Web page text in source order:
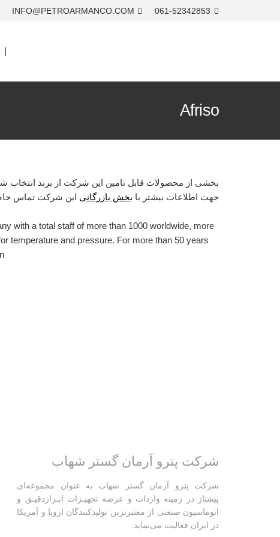
061-52342853
INFO@PETROARMANCO.COM
Afriso
بخشی از محصولات قابل تامین این شرکت از برند انتخاب
جهت اطلاعات بیشتر با بخش بازرگانی این شرکت تماس
with a total staff of more than 1000 worldwide, more
temperature and pressure. For more than 50 years
شرکت پترو آرمان گستر شهاب
شرکت پترو آرمان گستر شهاب به عنوان مجموعه‌ای
پیشتاز در زمینه واردات و عرضه تجهیـزات ابـزاردقیـق و
اتوماسیون صنعتی از معتبرترین تولیدکنندگان اروپا و آمریکا
در ایران فعالیت‌‌ می‌نماید.